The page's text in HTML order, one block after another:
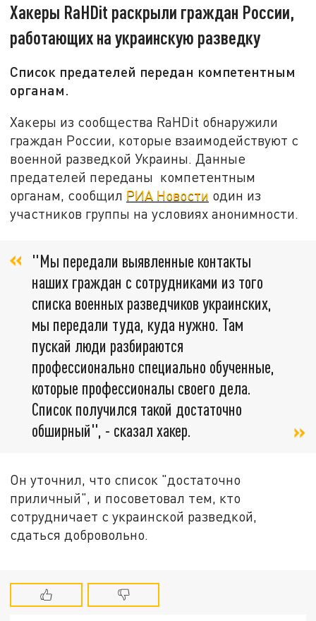
Хакеры RaHDit раскрыли граждан России,
работающих на украинскую разведку
Список предателей передан компетентным
органам.
Хакеры из сообщества RaHDit обнаружили
граждан России, которые взаимодействуют с
военной разведкой Украины. Данные
предателей переданы компетентным
органам, сообщил РИА Новости один из
участников группы на условиях анонимности.
"Мы передали выявленные контакты
наших граждан с сотрудниками из того
списка военных разведчиков украинских,
мы передали туда, куда нужно. Там
пускай люди разбираются
профессионально специально обученные,
которые профессионалы своего дела.
Список получился такой достаточно
обширный", - сказал хакер.
Он уточнил, что список "достаточно
приличный", и посоветовал тем, кто
сотрудничает с украинской разведкой,
сдаться добровольно.